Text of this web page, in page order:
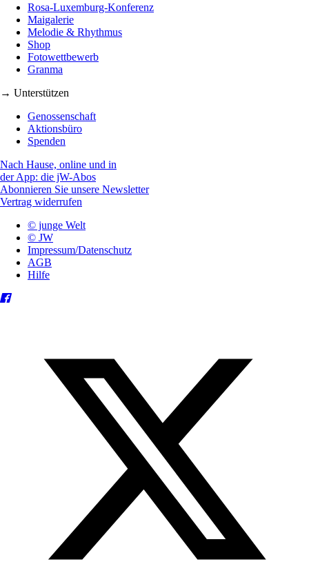
Rosa-Luxemburg-Konferenz
Maigalerie
Melodie & Rhythmus
Shop
Fotowettbewerb
Granma
→ Unterstützen
Genossenschaft
Aktionsbüro
Spenden
Nach Hause, online und in
der App: die jW-Abos
Abonnieren Sie unsere Newsletter
Vertrag widerrufen
© junge Welt
© JW
Impressum/Datenschutz
AGB
Hilfe